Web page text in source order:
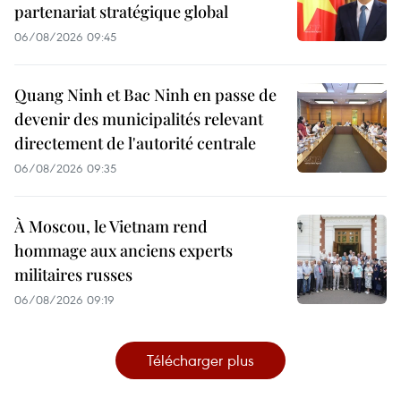
partenariat stratégique global
06/08/2026 09:45
Quang Ninh et Bac Ninh en passe de
devenir des municipalités relevant
directement de l'autorité centrale
06/08/2026 09:35
À Moscou, le Vietnam rend
hommage aux anciens experts
militaires russes
06/08/2026 09:19
Télécharger plus